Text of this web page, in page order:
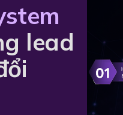
lead